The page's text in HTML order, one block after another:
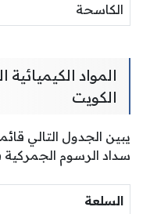
الكاسحة
المواد
الكويت
يبين الجدول التالي
سداد الرسوم
السلعة